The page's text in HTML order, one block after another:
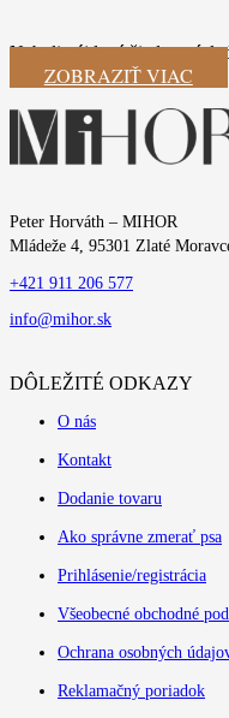
Neboli nájdené žiadne
ZOBRAZIŤ VIAC
Peter Horváth – MIHOR
Mládeže 4, 95301 Zlaté
+421 911 206 577
info@mihor.sk
DÔLEŽITÉ ODKAZY
O nás
Kontakt
Dodanie tovaru
Ako správne zmerať psa
Prihlásenie/registrácia
Všeobecné obchodné
Ochrana osobných
Reklamačný poriadok